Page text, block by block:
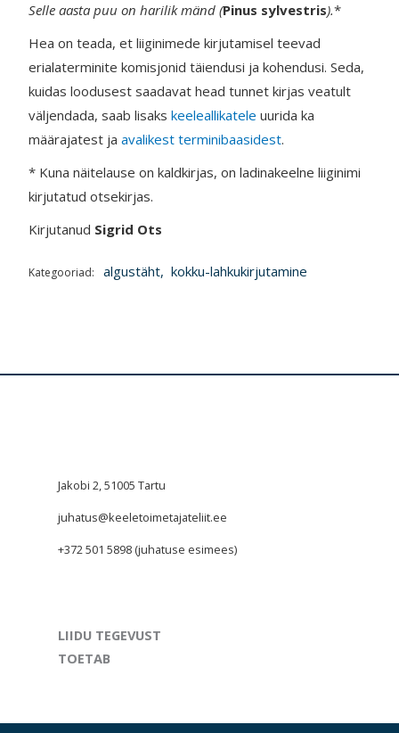
Selle aasta puu on harilik mänd (Pinus sylvestris).*
Hea on teada, et liiginimede kirjutamisel teevad
erialaterminite komisjonid täiendusi ja kohendusi. Seda,
kuidas loodusest saadavat head tunnet kirjas veatult
väljendada, saab lisakskeeleallikatele uurida ka
määrajatest jaavalikest terminibaasidest.
* Kuna näitelause on kaldkirjas, on ladinakeelne liiginimi
kirjutatud otsekirjas.
Kirjutanud Sigrid Ots
Kategooriad: algustäht,kokku-lahkukirjutamine
Jakobi 2, 51005 Tartu
juhatus@keeletoimetajateliit.ee
+372 501 5898 (juhatuse esimees)
LIIDU TEGEVUST
TOETAB